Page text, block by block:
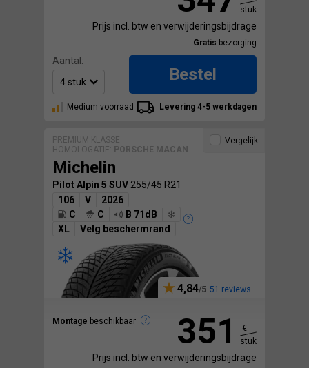
stuk
Prijs incl. btw en verwijderingsbijdrage
Gratis bezorging
Aantal:
Bestel
Medium voorraad Levering 4-5 werkdagen
PREMIUM KLASSE
HOMOLOGATIE: PORSCHE MACAN
Michelin
Pilot Alpin 5 SUV 255/45 R21
106
V
2026
C
C
B 71dB
XL
Velg beschermrand
4,84 51 reviews
Montage beschikbaar
Vergelijk
351
€
stuk
Prijs incl. btw en verwijderingsbijdrage